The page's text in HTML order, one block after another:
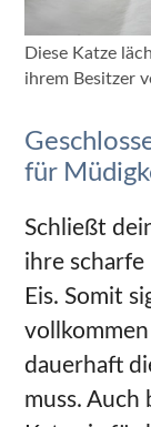
Diese Katze
ihrem Besitzer
für
Schließt
ihre
Eis. Somit
dauerhaft
muss.